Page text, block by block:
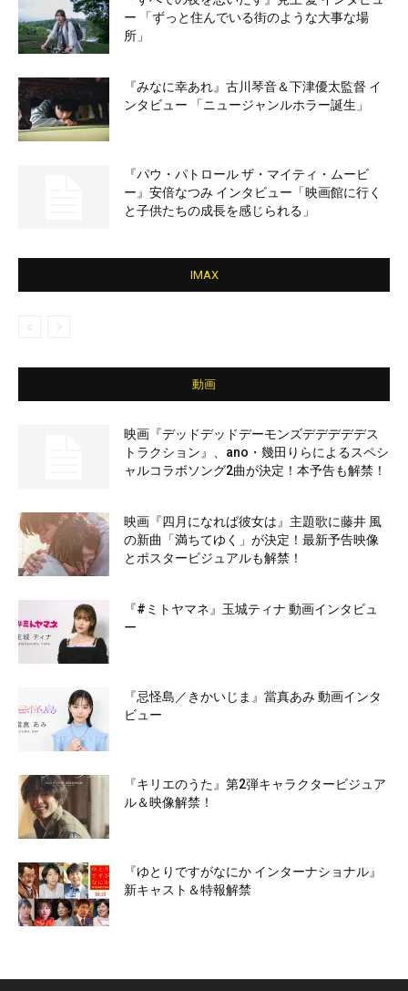
ー 「ずっと住んでいる街のような大事な場
所」
『みなに幸あれ』古川琴音＆下津優太監督 イ
ンタビュー 「ニュージャンルホラー誕生」
『パウ・パトロール ザ・マイティ・ムービ
ー』安倍なつみ インタビュー「映画館に行く
と子供たちの成長を感じられる」
IMAX
動画
映画『デッドデッドデーモンズデデデデデス
トラクション』、ano・幾田りらによるスペシ
ャルコラボソング2曲が決定！本予告も解禁！
映画『四月になれば彼女は』主題歌に藤井 風
の新曲「満ちてゆく」が決定！最新予告映像
とポスタービジュアルも解禁！
『#ミトヤマネ』玉城ティナ 動画インタビュ
ー
『忌怪島／きかいじま』當真あみ 動画インタ
ビュー
『キリエのうた』第2弾キャラクタービジュア
ル＆映像解禁！
『ゆとりですがなにか インターナショナル』
新キャスト＆特報解禁